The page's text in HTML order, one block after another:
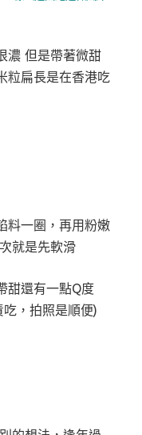
濃 但是帶著微甜
粒扁長是在香港吃
料一圈，再用粉嫩
就是先軟滑
甜還有一點Q度
吃，拍照是順便)